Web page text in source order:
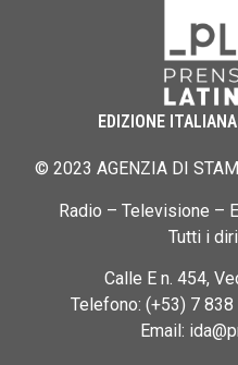
EDIZIONE ITALIANA
© 2023 AGENZIA DI
Radio – Televisione –
Tutti i
Calle E n. 454,
Telefono: (+53) 7
Email: